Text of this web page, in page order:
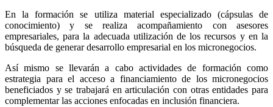
En la formación se utiliza material especializado (cápsulas de
conocimiento) y se realiza acompañamiento con asesores
empresariales, para la adecuada utilización de los recursos y en la
búsqueda de generar desarrollo empresarial en los micronegocios.
Así mismo se llevarán a cabo actividades de formación como
estrategia para el acceso a financiamiento de los micronegocios
beneficiados y se trabajará en articulación con otras entidades para
complementar las acciones enfocadas en inclusión financiera.